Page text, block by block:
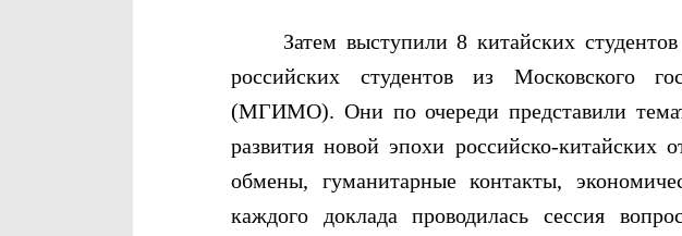
Затем выступили 8 китайских студентов
российских студентов из Московского
(МГИМО). Они по очереди представили
развития новой эпохи российско-китайских
обмены, гуманитарные контакты,
каждого доклада проводилась сессия